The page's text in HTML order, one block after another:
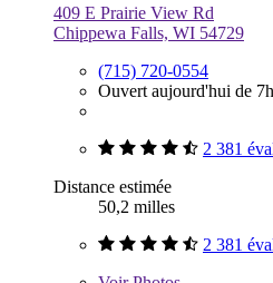
409 E Prairie View Rd
Chippewa Falls, WI 54729
(715) 720-0554
Ouvert aujourd'hui de
2 381
Distance estimée
50,2 milles
2 381